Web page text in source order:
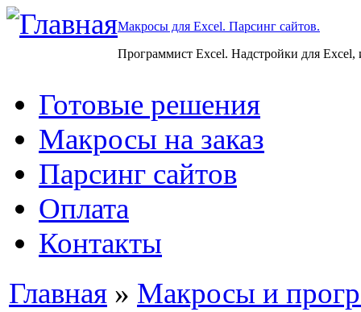
Макросы для Excel. Парсинг сайтов.
Программист Excel. Надстройки для Excel,
Готовые решения
Макросы на заказ
Парсинг сайтов
Оплата
Контакты
Главная » Макросы и